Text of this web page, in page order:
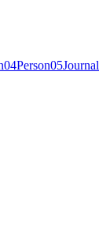
04Person05Journal